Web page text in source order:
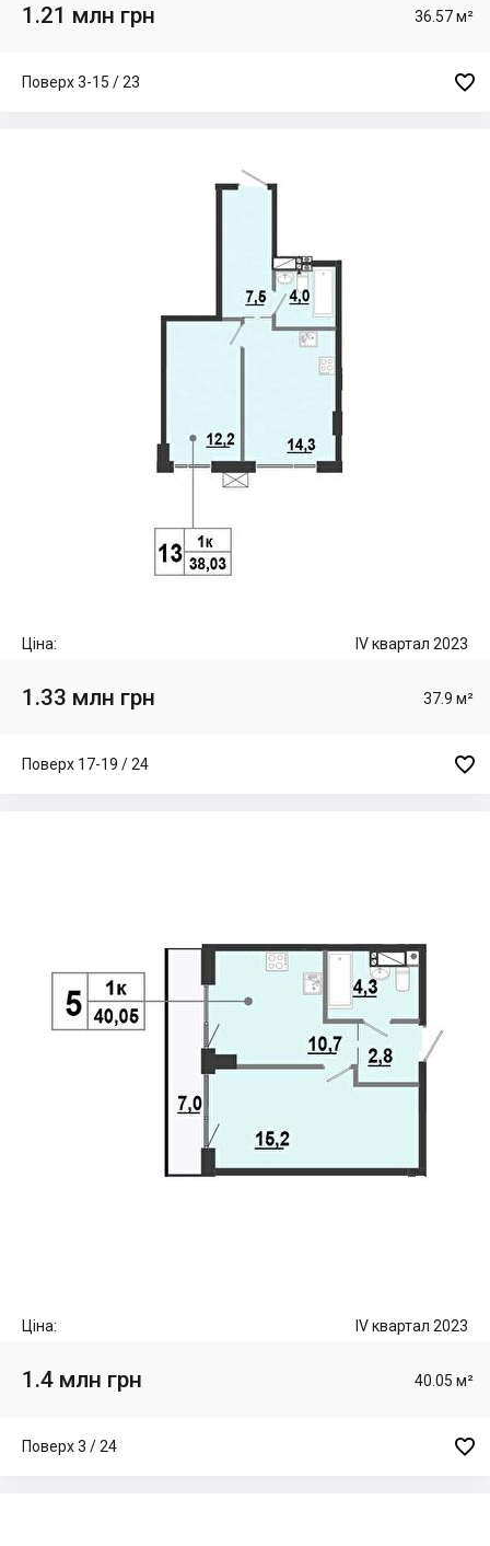
1.21 млн грн 36.57 м²
Поверх 3-15 / 23 
Ціна: IV квартал 2023
1.33 млн грн 37.9 м²
Поверх 17-19 / 24 
Ціна: IV квартал 2023
1.4 млн грн 40.05 м²
Поверх 3 / 24 